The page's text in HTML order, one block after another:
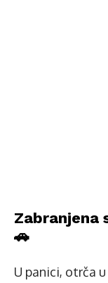
Zabranjena
🚗
U panici, otrča